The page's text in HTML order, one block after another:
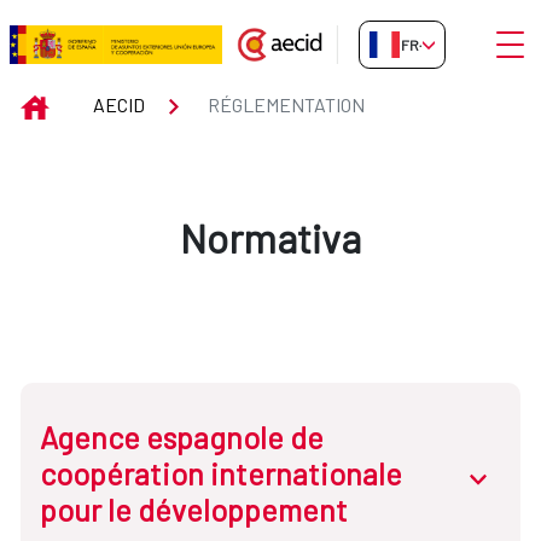
Saut au contenu principal
Réglementation
FR-FR
INICIOAECID RÉGLEMENTATION
Normativa
Agence espagnole de
coopération internationale
pour le développement